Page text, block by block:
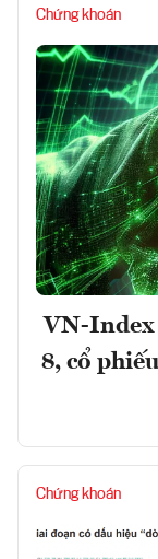
Chứng khoán
VN-Index
8, cổ
Chứng khoán